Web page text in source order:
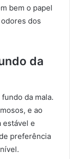
bem o papel
dos
da
da mala.
e ao
estável e
preferência